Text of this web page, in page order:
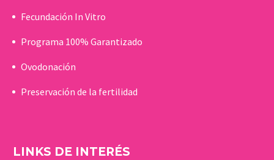
Fecundación In Vitro
Programa 100% Garantizado
Ovodonación
Preservación de la fertilidad
LINKS DE INTERÉS